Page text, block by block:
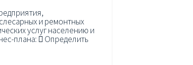
и ремонтных
услуг населению и
плана:  Определить